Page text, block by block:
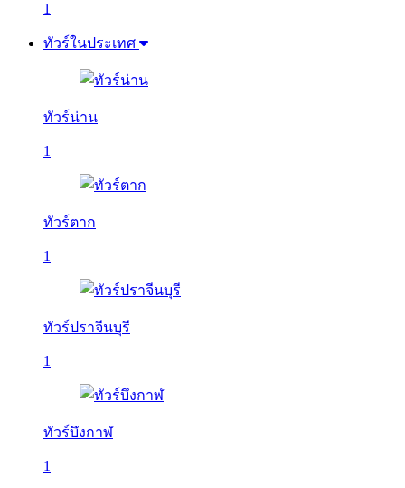
1
ทัวร์ในประเทศ
ทัวร์น่าน
1
ทัวร์ตาก
1
ทัวร์ปราจีนบุรี
1
ทัวร์บึงกาฬ
1